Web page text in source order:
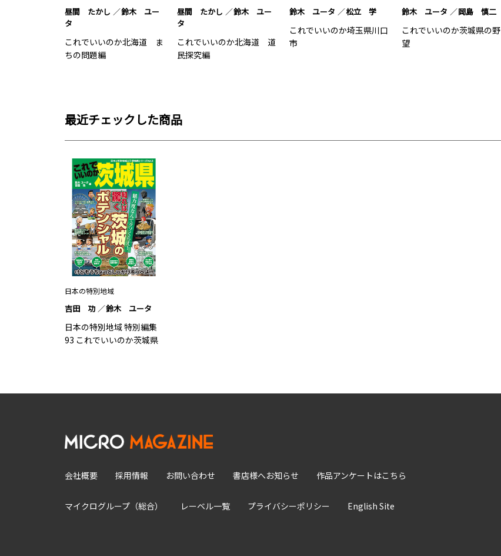
昼間 たかし
鈴木 ユー
タ
これでいいのか北海道 ま
ちの問題編
昼間 たかし
鈴木 ユー
タ
これでいいのか北海道 道
民探究編
鈴木 ユータ 松立 学
これでいいのか埼玉県川口
市
鈴木 ユータ 岡島 慎二
これでいいのか茨城県の野
望
最近チェックした商品
日本の特別地域
吉田 功 鈴木 ユータ
日本の特別地域 特別編集
93 これでいいのか茨城県
会社概要 採用情報 お問い合わせ 書店様へお知らせ 作品アンケートはこちら
マイクログループ（総合） レーベル一覧 プライバシーポリシー English Site